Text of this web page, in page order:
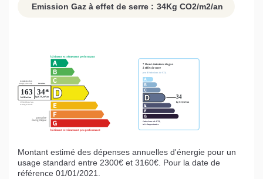
Emission Gaz à effet de serre : 34Kg CO2/m2/an
Montant estimé des dépenses annuelles d'énergie pour un
usage standard entre 2300€ et 3160€. Pour la date de
référence 01/01/2021.